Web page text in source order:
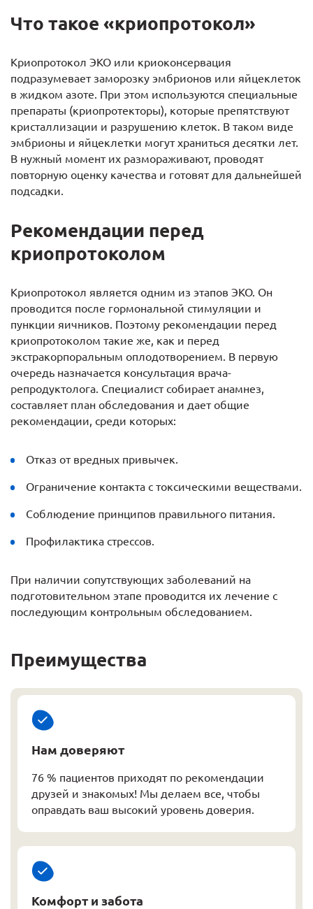
Что такое «криопротокол»
Криопротокол ЭКО или криоконсервация
подразумевает заморозку эмбрионов или яйцеклеток
в жидком азоте. При этом используются специальные
препараты (криопротекторы), которые препятствуют
кристаллизации и разрушению клеток. В таком виде
эмбрионы и яйцеклетки могут храниться десятки лет.
В нужный момент их размораживают, проводят
повторную оценку качества и готовят для дальнейшей
подсадки.
Рекомендации перед
криопротоколом
Криопротокол является одним из этапов ЭКО. Он
проводится после гормональной стимуляции и
пункции яичников. Поэтому рекомендации перед
криопротоколом такие же, как и перед
экстракорпоральным оплодотворением. В первую
очередь назначается консультация врача-
репродуктолога. Специалист собирает анамнез,
составляет план обследования и дает общие
рекомендации, среди которых:
Отказ от вредных привычек.
Ограничение контакта с токсическими веществами.
Соблюдение принципов правильного питания.
Профилактика стрессов.
При наличии сопутствующих заболеваний на
подготовительном этапе проводится их лечение с
последующим контрольным обследованием.
Преимущества
Нам доверяют
76 % пациентов приходят по рекомендации
друзей и знакомых! Мы делаем все, чтобы
оправдать ваш высокий уровень доверия.
Комфорт и забота